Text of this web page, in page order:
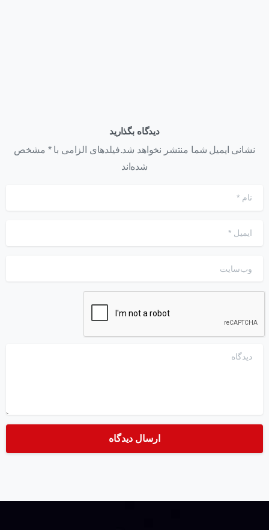
دیدگاه بگذارید
نشانی ایمیل شما منتشر نخواهد شد.فیلدهای الزامی با * مشخص
شده‌اند
*
ایمیل
وب‌سایت
دیدگاه